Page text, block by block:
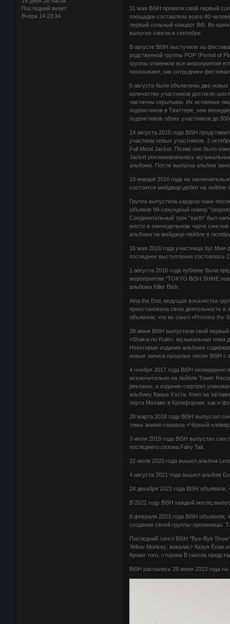
Последний визит:
Вчера 14:23:34
31 мая BiSH провели свой первый
площадки составляла всего 80
первый сольный концерт BiS. Во
выпуске сингла в сентябре.
В августе BiSH выступили на
родственной группы POP (Period of
группы отменили все мероприятия
показывают, как сотрудники
5 августа были объявлены два новых
количество участников достигло
частичны скрытыми. Их истинные
подписчиков в Твиттере, чем
подписчиков обоих участников до
14 августа 2015 года BiSH
участием новых участников. 2
Full Metal Jacket. Позже оно было
Jacket рекламировалась
альбоме. После выпуска альбом
19 января 2016 года на
состоится мейджор-дебют на лейбле
Группа выпустила хардкор-панк-
объявив 99-секундный номер
Соединительный трек "earth" был
место в еженедельном чарте
альбома на мейджор-лейбле в
16 мая 2016 года участница Хуг Мии
последнее выступление состоялось
1 августа 2016 года публике была
мероприятии "TOKYO BiSH SHiNE
альбома Killer Bish.
Aina the End, ведущая вокалистка
приостановила свою деятельность
объявили, что их сингл «Promise the
28 июня BiSH выпустили свой
«Shakai no Rule», музыкальная тема
Некоторые издания альбома
новые записи прошлых песен BiSH с
4 ноября 2017 года BiSH
исключительно на лейбле Tower
рекламы, а издание-сюрприз
альбому Канье Уэста. Клип на
порта Мохаве в Калифорнии, как и
28 марта 2018 года BiSH выпустил
темы аниме-сериала «Чёрный
3 июля 2019 года BiSH выпустил
последнего сезона Fairy Tail.
22 июля 2020 года вышел альбом
4 августа 2021 года вышел альбом
24 декабря 2021 года BiSH
В 2022 году BiSH каждый месяц
8 февраля 2023 года BiSH объявили,
создания своей группы-преемницы.
Последний сингл BiSH "Bye-Bye
Yellow Monkey; вокалист Казуя Ёсии
Кроме того, сторона B сингла
BiSH распались 29 июня 2023 года